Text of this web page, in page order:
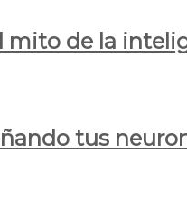
mito de la
tus